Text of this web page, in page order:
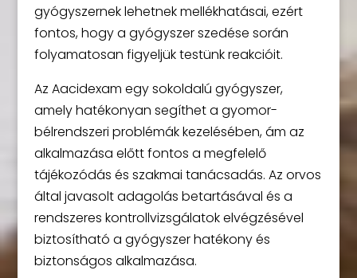
gyógyszernek lehetnek mellékhatásai, ezért
fontos, hogy a gyógyszer szedése során
folyamatosan figyeljük testünk reakcióit.
Az Aacidexam egy sokoldalú gyógyszer,
amely hatékonyan segíthet a gyomor-
bélrendszeri problémák kezelésében, ám az
alkalmazása előtt fontos a megfelelő
tájékozódás és szakmai tanácsadás. Az orvos
által javasolt adagolás betartásával és a
rendszeres kontrollvizsgálatok elvégzésével
biztosítható a gyógyszer hatékony és
biztonságos alkalmazása.